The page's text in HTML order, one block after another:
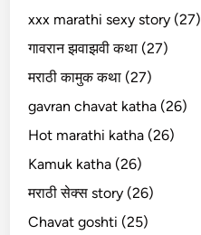
xxx marathi sexy story (27)
गावरान झवाझवी कथा (27)
मराठी कामुक कथा (27)
gavran chavat katha (26)
Hot marathi katha (26)
Kamuk katha (26)
मराठी सेक्स story (26)
Chavat goshti (25)